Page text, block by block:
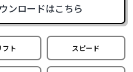
ンロードはこちら
フト スピード